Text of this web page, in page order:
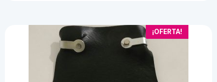
clásica
cantidad
¡OFERTA!